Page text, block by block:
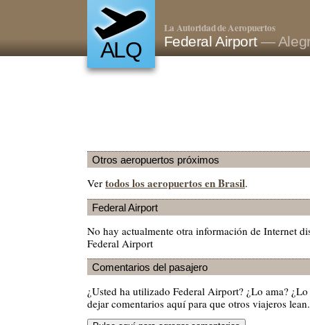
ALQ
La Autoridad de Aeropuertos
Federal Airport —
Otros aeropuertos próximos
Ver todos los aeropuertos en Brasil.
Federal Airport
No hay actualmente otra información de Internet
Federal Airport
Comentarios del pasajero
¿Usted ha utilizado Federal Airport? ¿Lo ama?
dejar comentarios aquí para que otros viajeros lean.